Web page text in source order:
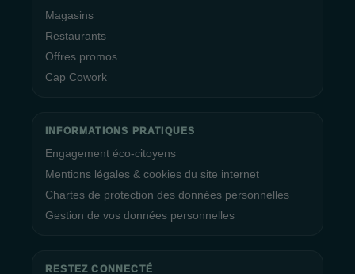
Magasins
Restaurants
Offres promos
Cap Cowork
INFORMATIONS PRATIQUES
Engagement éco-citoyens
Mentions légales & cookies du site internet
Chartes de protection des données personnelles
Gestion de vos données personnelles
RESTEZ CONNECTÉ